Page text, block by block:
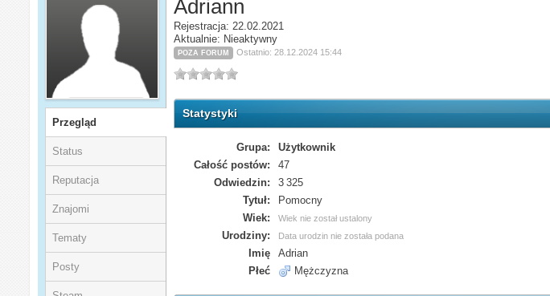
Przegląd
Status
Reputacja
Znajomi
Tematy
Posty
Adriann
Rejestracja: 22.02.2021
Aktualnie: Nieaktywny
POZA FORUM Ostatnio: 28.12.2024 15:44
Statystyki
Grupa:
Użytkownik
Całość postów:
47
Odwiedzin:
3 325
Tytuł:
Pomocny
Wiek:
Wiek nie został ustalony
Urodziny: Data urodzin nie została podana
Imię
Adrian
Płeć
Mężczyzna